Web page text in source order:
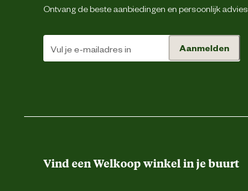
Aantal zitstokken
Materiaal
Ontvang de beste aanbiedingen en persoonlijk advies.
Aanmelden
Vind een Welkoop winkel in je buurt